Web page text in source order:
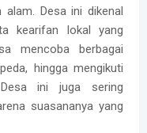
alam. Desa ini dikenal
kearifan lokal yang
mencoba berbagai
hingga mengikuti
ini juga sering
suasananya yang